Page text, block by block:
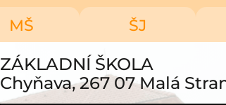
MŠ ŠJ
ZÁKLADNÍ ŠKOLA
Chyňava, 267 07 Malá